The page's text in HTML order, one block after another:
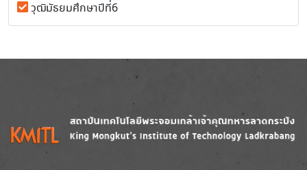
วุฒิมัธยมศึกษาปีที่6
Image